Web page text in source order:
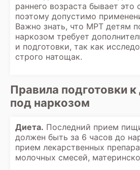
раннего возраста бывает это
поэтому допустимо
Важно знать, что МРТ детям
наркозом требует
и подготовки, так как
строго натощак.
Правила подготовки
под наркозом
Диета. Последний прием
должен быть за 6 часов до
прием лекарственных
молочных смесей,